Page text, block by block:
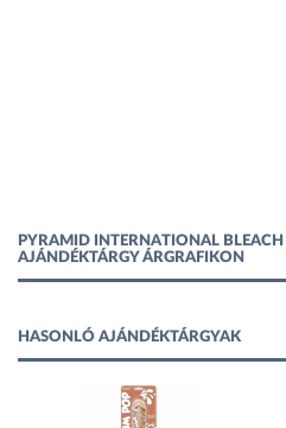
PYRAMID INTERNATIONAL
AJÁNDÉKTÁRGY ÁRGRAFIKON
HASONLÓ AJÁNDÉKTÁRGYAK